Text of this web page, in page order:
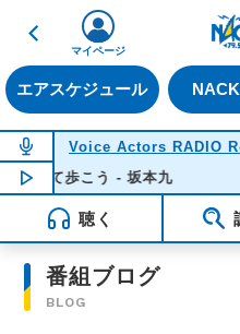
戻る
エアスケジュール
マイページ
NOW ON AIR
Voice Actors RADIO
NOW PLAYING22:54
て歩こう - 坂本九
聴く
番組ブログ
BLOG